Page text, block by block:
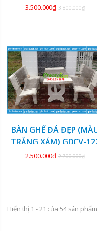
GHẾ) GDCV-124
3.500.000₫ 3.800.000₫
KM
BÀN GHẾ ĐÁ ĐẸP
TRẮNG XÁM) GDCV-
2.500.000₫ 2.700.000₫
Hiển thị 1 - 21 của 54sản